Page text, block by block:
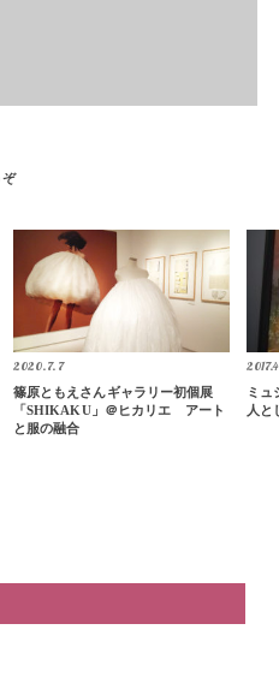
ぞ
2020.7.7
篠原ともえさんギャラリー初個展
「SHIKAKU」＠ヒカリエ アート
と服の融合
ミ
人と